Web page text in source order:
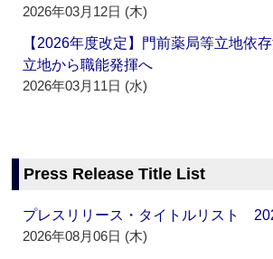
2026年03月12日 (木)
【2026年度改定】門前薬局等立地依
立地から職能発揮へ
2026年03月11日 (水)
Press Release Title List
プレスリリース・タイトルリスト
2026年08月06日 (木)